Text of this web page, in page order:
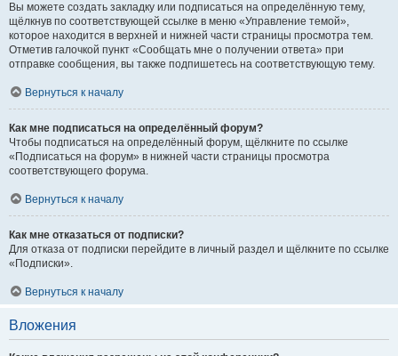
Вы можете создать закладку или подписаться на определённую тему,
щёлкнув по соответствующей ссылке в меню «Управление темой»,
которое находится в верхней и нижней части страницы просмотра тем.
Отметив галочкой пункт «Сообщать мне о получении ответа» при
отправке сообщения, вы также подпишетесь на соответствующую тему.
Вернуться к началу
Как мне подписаться на определённый форум?
Чтобы подписаться на определённый форум, щёлкните по ссылке
«Подписаться на форум» в нижней части страницы просмотра
соответствующего форума.
Вернуться к началу
Как мне отказаться от подписки?
Для отказа от подписки перейдите в личный раздел и щёлкните по ссылке
«Подписки».
Вернуться к началу
Вложения